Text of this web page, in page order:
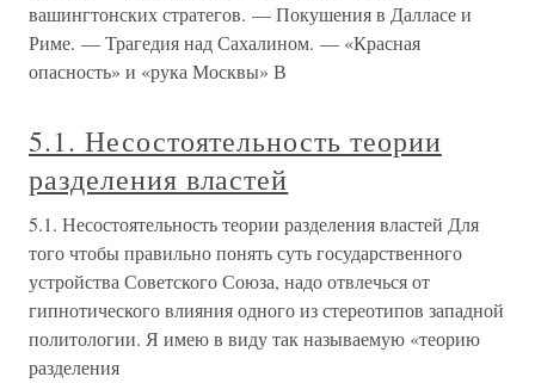
вашингтонских стратегов. — Покушения в Далласе и
Риме. — Трагедия над Сахалином. — «Красная
опасность» и «рука Москвы» В
5.1. Несостоятельность теории
разделения властей
5.1. Несостоятельность теории разделения властей Для
того чтобы правильно понять суть государственного
устройства Советского Союза, надо отвлечься от
гипнотического влияния одного из стереотипов западной
политологии. Я имею в виду так называемую «теорию
разделения